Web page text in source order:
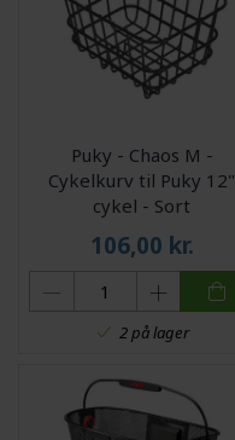
Puky - Chaos M -
Cykelkurv til Puky 12"
cykel - Sort
106,00 kr.
2 på lager